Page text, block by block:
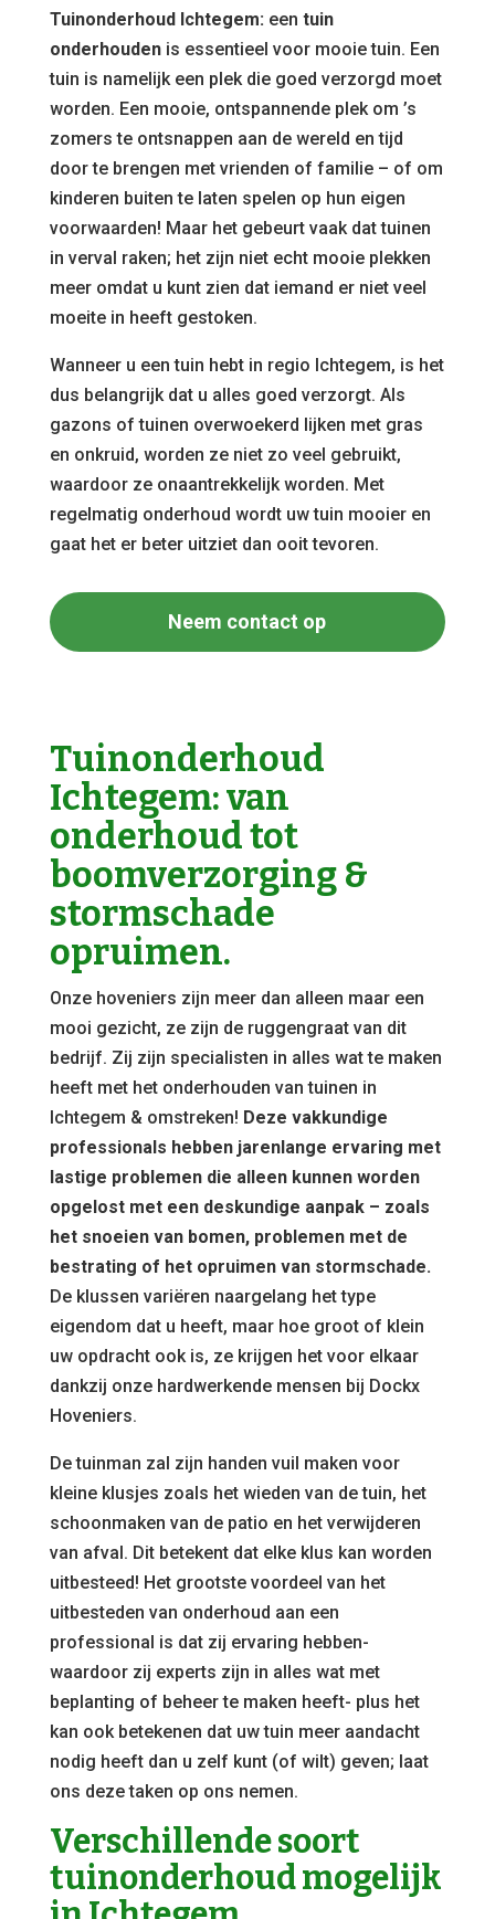
Tuinonderhoud Ichtegem: een tuin
onderhoudenis essentieel voor mooie tuin. Een
tuin is namelijk een plek die goed verzorgd moet
worden. Een mooie, ontspannende plek om ’s
zomers te ontsnappen aan de wereld en tijd
door te brengen met vrienden of familie – of om
kinderen buiten te laten spelen op hun eigen
voorwaarden! Maar het gebeurt vaak dat tuinen
in verval raken; het zijn niet echt mooie plekken
meer omdat u kunt zien dat iemand er niet veel
moeite in heeft gestoken.
Wanneer u een tuin hebt in regio Ichtegem, is het
dus belangrijk dat u alles goed verzorgt. Als
gazons of tuinen overwoekerd lijken met gras
en onkruid, worden ze niet zo veel gebruikt,
waardoor ze onaantrekkelijk worden. Met
regelmatig onderhoud wordt uw tuin mooier en
gaat het er beter uitziet dan ooit tevoren.
Neem contact op
Tuinonderhoud
Ichtegem: van
onderhoud tot
boomverzorging &
stormschade
opruimen.
Onze hoveniers zijn meer dan alleen maar een
mooi gezicht, ze zijn de ruggengraat van dit
bedrijf. Zij zijn specialisten in alles wat te maken
heeft met het onderhouden van tuinen in
Ichtegem & omstreken! Deze vakkundige
professionals hebben jarenlange ervaring met
lastige problemen die alleen kunnen worden
opgelost met een deskundige aanpak – zoals
het snoeien van bomen, problemen met de
bestrating of het opruimen van stormschade.
De klussen variëren naargelang het type
eigendom dat u heeft, maar hoe groot of klein
uw opdracht ook is, ze krijgen het voor elkaar
dankzij onze hardwerkende mensen bij Dockx
Hoveniers.
De tuinman zal zijn handen vuil maken voor
kleine klusjes zoals het wieden van de tuin, het
schoonmaken van de patio en het verwijderen
van afval. Dit betekent dat elke klus kan worden
uitbesteed! Het grootste voordeel van het
uitbesteden van onderhoud aan een
professional is dat zij ervaring hebben-
waardoor zij experts zijn in alles wat met
beplanting of beheer te maken heeft- plus het
kan ook betekenen dat uw tuin meer aandacht
nodig heeft dan u zelf kunt (of wilt) geven; laat
ons deze taken op ons nemen.
Verschillende soort
tuinonderhoud mogelijk